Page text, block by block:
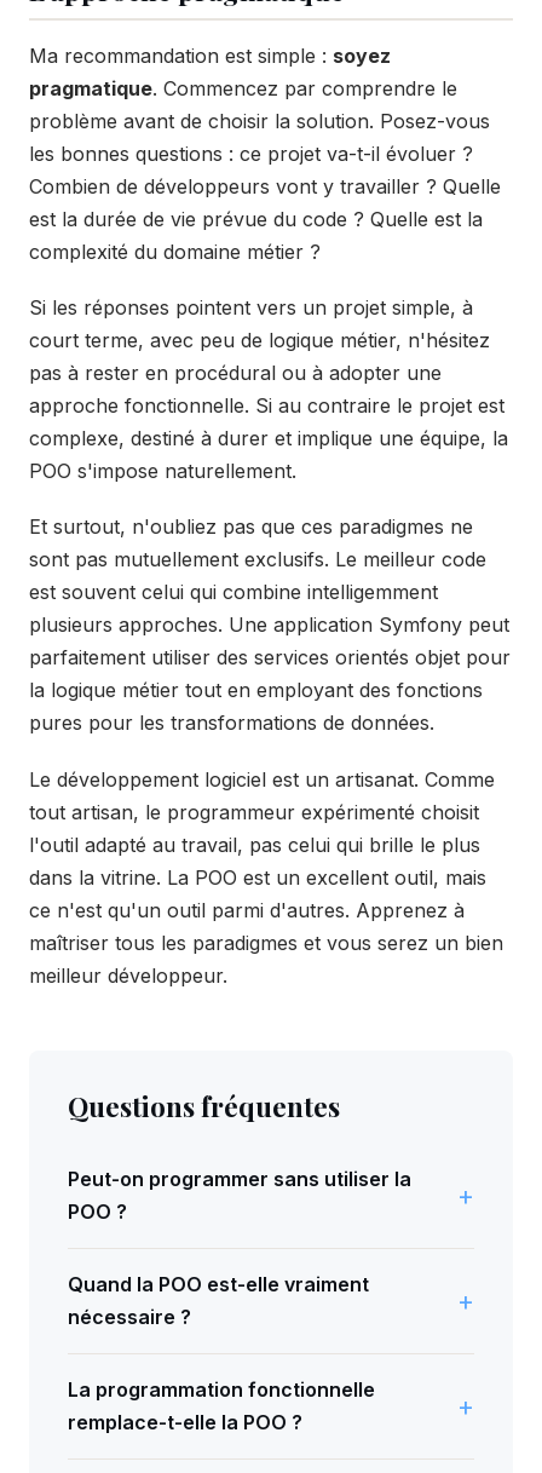
Ma recommandation est simple : soyez
pragmatique. Commencez par comprendre le
problème avant de choisir la solution. Posez-vous
les bonnes questions : ce projet va-t-il évoluer ?
Combien de développeurs vont y travailler ? Quelle
est la durée de vie prévue du code ? Quelle est la
complexité du domaine métier ?
Si les réponses pointent vers un projet simple, à
court terme, avec peu de logique métier, n'hésitez
pas à rester en procédural ou à adopter une
approche fonctionnelle. Si au contraire le projet est
complexe, destiné à durer et implique une équipe, la
POO s'impose naturellement.
Et surtout, n'oubliez pas que ces paradigmes ne
sont pas mutuellement exclusifs. Le meilleur code
est souvent celui qui combine intelligemment
plusieurs approches. Une application Symfony peut
parfaitement utiliser des services orientés objet pour
la logique métier tout en employant des fonctions
pures pour les transformations de données.
Le développement logiciel est un artisanat. Comme
tout artisan, le programmeur expérimenté choisit
l'outil adapté au travail, pas celui qui brille le plus
dans la vitrine. La POO est un excellent outil, mais
ce n'est qu'un outil parmi d'autres. Apprenez à
maîtriser tous les paradigmes et vous serez un bien
meilleur développeur.
Questions fréquentes
Peut-on programmer sans utiliser la
POO ?
Oui, tout à fait. La programmation procédurale et
la programmation fonctionnelle sont des
paradigmes parfaitement valides. De nombreux
du traitement de données.
Quand la POO est-elle vraiment
nécessaire ?
La POO devient indispensable pour les projets
complexes nécessitant une modélisation du
lorsque vous utilisez des frameworks comme
La programmation fonctionnelle
remplace-t-elle la POO ?
Non, la programmation fonctionnelle ne